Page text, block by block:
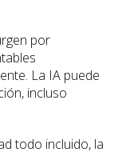
por
La IA puede
incluso
todo incluido, la